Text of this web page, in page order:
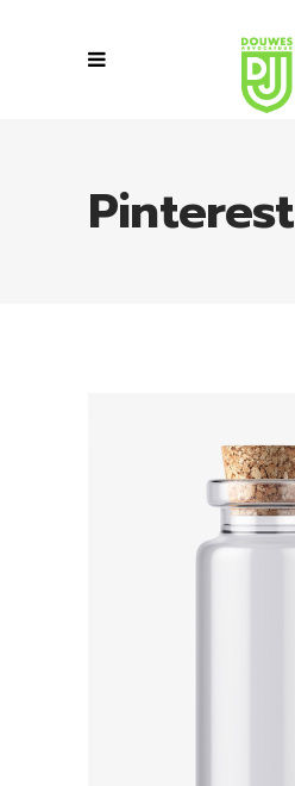
Pinterest